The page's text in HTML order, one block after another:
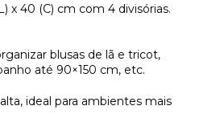
x 40 (C) cm com 4 divisórias.
blusas de lã e tricot,
até 90×150 cm, etc.
ideal para ambientes mais